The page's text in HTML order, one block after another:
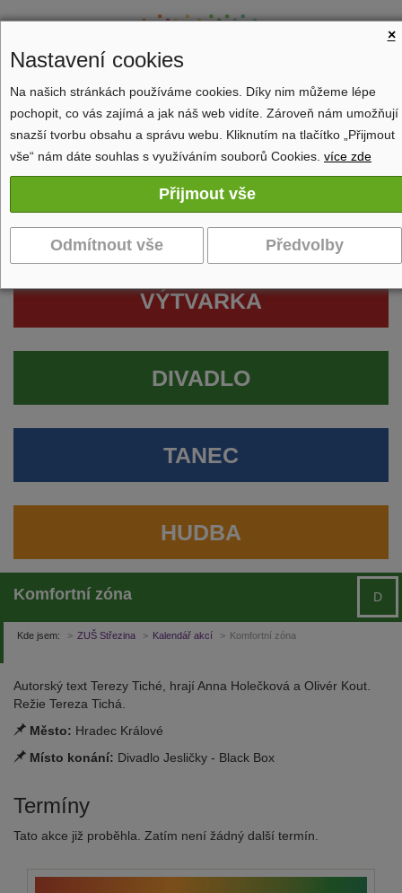
Zobrazit navigaci
VÝTVARKA
DIVADLO
TANEC
HUDBA
Komfortní zóna D
Kde jsem: ZUŠ Střezina Kalendář akcí Komfortní zóna
Autorský text Terezy Tiché, hrají Anna Holečková a Olivér Kout.
Režie Tereza Tichá.
Město: Hradec Králové
Místo konání: Divadlo Jesličky - Black Box
Termíny
Tato akce již proběhla. Zatím není žádný další termín.
×
Nastavení cookies
Na našich stránkách používáme cookies. Díky nim můžeme lépe
pochopit, co vás zajímá a jak náš web vidíte. Zároveň nám umožňují
snazší tvorbu obsahu a správu webu. Kliknutím na tlačítko „Přijmout
vše“ nám dáte souhlas s využíváním souborů Cookies. více zde